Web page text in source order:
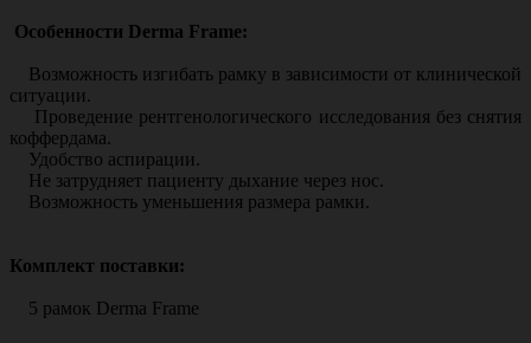
Особенности Derma Frame:
Возможность изгибать рамку в зависимости от клинической
ситуации.
Проведение рентгенологического исследования без снятия
коффердама.
Удобство аспирации.
Не затрудняет пациенту дыхание через нос.
Возможность уменьшения размера рамки.
Комплект поставки:
5 рамок Derma Frame